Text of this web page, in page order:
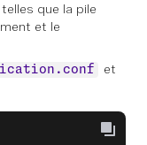
que la pile
et le
et